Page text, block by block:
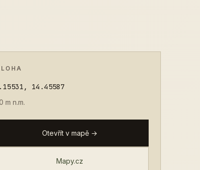
14.45587
m n.m.
Otevřít v mapě →
Mapy.cz